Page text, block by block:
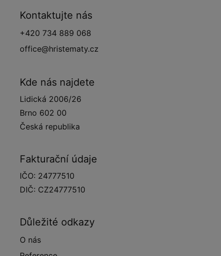
Kontaktujte nás
+420 734 889 068
office@hristematy.cz
Kde nás najdete
Lidická 2006/26
Brno 602 00
Česká republika
Fakturační údaje
IČO: 24777510
DIČ: CZ24777510
Důležité odkazy
O nás